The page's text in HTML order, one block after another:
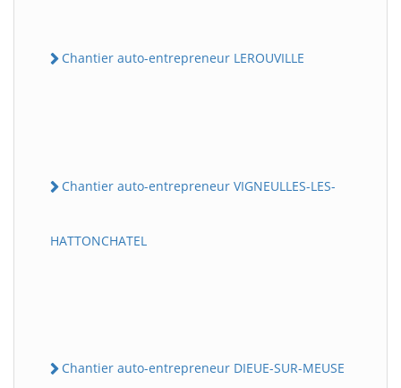
Chantier auto-entrepreneur LEROUVILLE
Chantier auto-entrepreneur VIGNEULLES-LES-
HATTONCHATEL
Chantier auto-entrepreneur DIEUE-SUR-MEUSE